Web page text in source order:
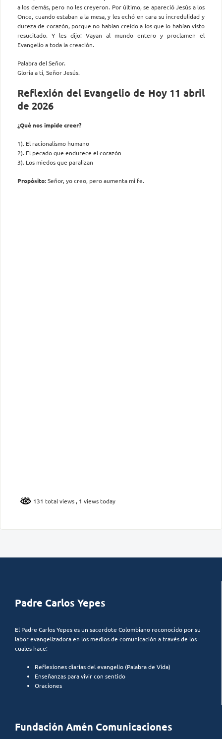
a los demás, pero no les creyeron. Por último, se apareció Jesús a los
Once, cuando estaban a la mesa, y les echó en cara su incredulidad y
dureza de corazón, porque no habían creído a los que lo habían visto
resucitado. Y les dijo: Vayan al mundo entero y proclamen el
Evangelio a toda la creación.
Palabra del Señor.
Gloria a ti, Señor Jesús.
Reflexión del Evangelio de Hoy 11 abril
de 2026
¿Qué nos impide creer?
1). El racionalismo humano
2). El pecado que endurece el corazón
3). Los miedos que paralizan
Propósito:Señor, yo creo, pero aumenta mi fe.
131 total views , 1 views today
Padre Carlos Yepes
El Padre Carlos Yepes es un sacerdote Colombiano reconocido por su
labor evangelizadora en los medios de comunicación a través de los
cuales hace:
Reflexiones diarias del evangelio (Palabra de Vida)
Enseñanzas para vivir con sentido
Oraciones
Fundación Amén Comunicaciones